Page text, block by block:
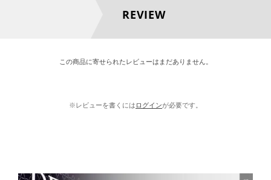
REVIEW
この商品に寄せられたレビューはまだありません。
※レビューを書くには ログインが必要です。